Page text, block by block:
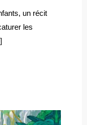
un récit
les